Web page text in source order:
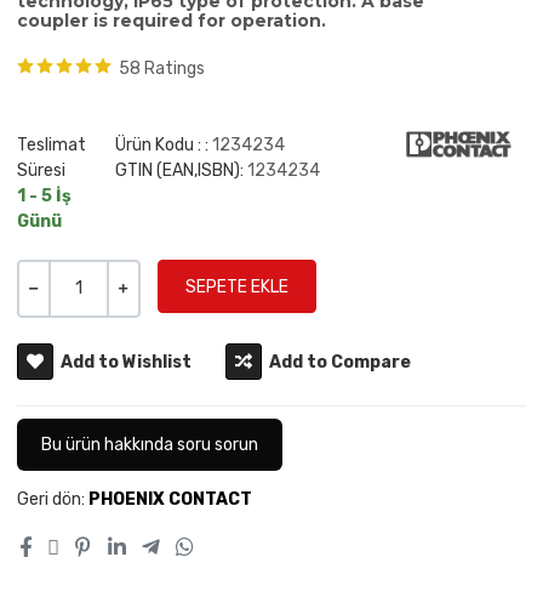
coupler is required for operation.
58 Ratings
Teslimat
Süresi
1 - 5 İş
Günü
Ürün Kodu : : 1234234
GTIN (EAN,ISBN): 1234234
Add to Wishlist Add to Compare
Bu ürün hakkında soru sorun
Geri dön: PHOENIX CONTACT